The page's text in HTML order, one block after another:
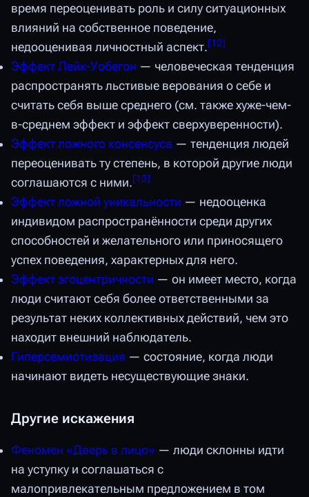
время переоценивать роль и силу ситуационных
влияний на собственное поведение,
недооценивая личностный аспект.[12]
Эффект Лейк-Уобегон — человеческая тенденция
распространять льстивые верования о себе и
считать себя выше среднего (см. также хуже-чем-
в-среднем эффект и эффект сверхуверенности).
Эффект ложного консенсуса — тенденция людей
переоценивать ту степень, в которой другие люди
соглашаются с ними.[13]
Эффект ложной уникальности — недооценка
индивидом распространённости среди других
способностей и желательного или приносящего
успех поведения, характерных для него.
Эффект эгоцентричности — он имеет место, когда
люди считают себя более ответственными за
результат неких коллективных действий, чем это
находит внешний наблюдатель.
Гиперсемиотизация — состояние, когда люди
начинают видеть несуществующие знаки.
Другие искажения
Феномен «Дверь в лицо» — люди склонны идти
на уступку и соглашаться с
малопривлекательным предложением в том